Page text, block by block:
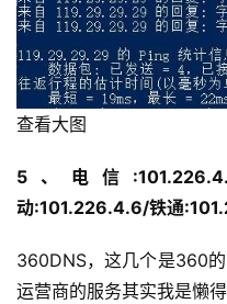
查看大图
5、电信
动:101.226.4.6/铁通
360DNS，这几个是360
运营商的服务其实我是懒得